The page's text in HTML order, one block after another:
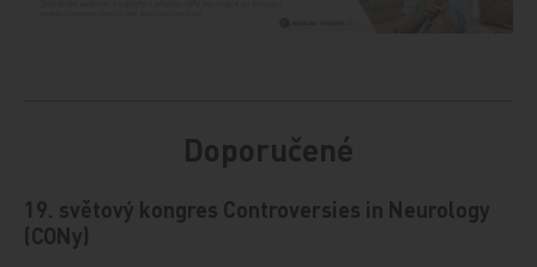
Doporučené
19. světový kongres Controversies in Neurology
(CONy)